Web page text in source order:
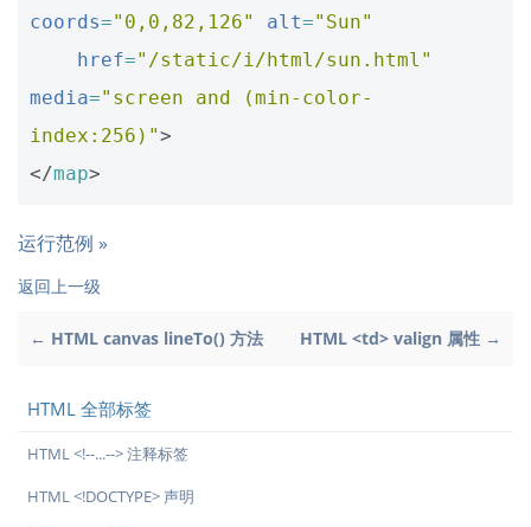
coords="0,0,82,126" alt="Sun"
href="/static/i/html/sun.html"
media="screen and (min-color-
index:256)">
</map>
运行范例 »
返回上一级
← HTML canvas lineTo() 方法 HTML <td> valign 属性 →
HTML 全部标签
HTML <!--...--> 注释标签
HTML <!DOCTYPE> 声明